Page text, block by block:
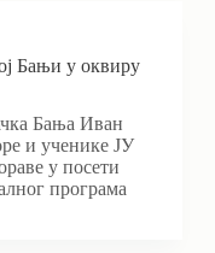
Бањи у оквиру
Бања Иван
и ученике ЈУ
у посети
програма